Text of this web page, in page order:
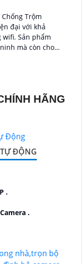
Trộm
đại với khả
mà còn cho
HÃNG
ĐỘNG
.
.